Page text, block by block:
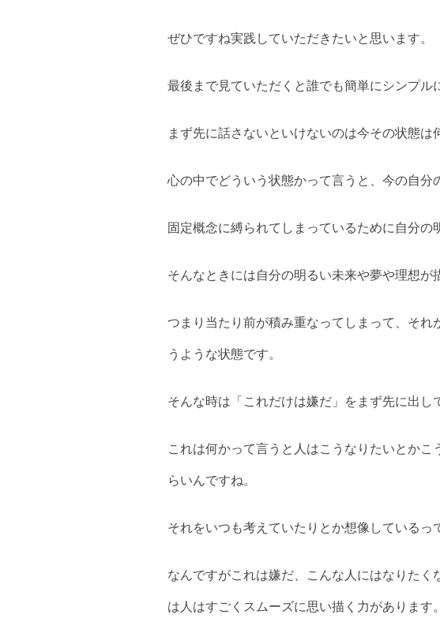
ぜひですね実践していただきたいと思います。
最後まで見ていただくと誰でも簡単にシンプ
まず先に話さないといけないのは今その状態は
心の中でどういう状態かって言うと、今の自
固定概念に縛られてしまっているために自分
そんなときには自分の明るい未来や夢や理想が
つまり当たり前が積み重なってしまって、そ
うような状態です。
そんな時は「これだけは嫌だ」をまず先に出し
これは何かって言うと人はこうなりたいとか
らいんですね。
それをいつも考えていたりとか想像しているっ
なんですがこれは嫌だ、こんな人にはなりた
は人はすごくスムーズに思い描く力があります。